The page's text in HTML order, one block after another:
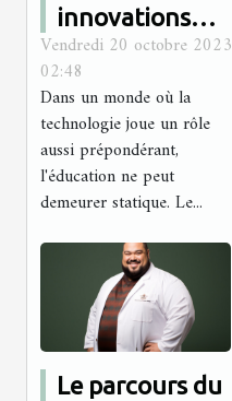
innovations
technologiques
sont intégrées
dans le
programme
d'études
d'Antémed
Epsilon
Vendredi 20 octobre 2023
02:48
Dans un monde où la
technologie joue un rôle
aussi prépondérant,
l'éducation ne peut
demeurer statique. Le...
Le parcours du